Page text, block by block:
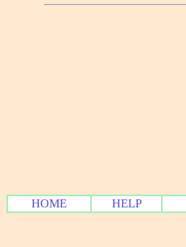
HOME HELP